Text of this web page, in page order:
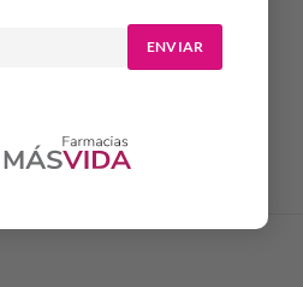
ENVIAR
suaves masajes para facilitar la